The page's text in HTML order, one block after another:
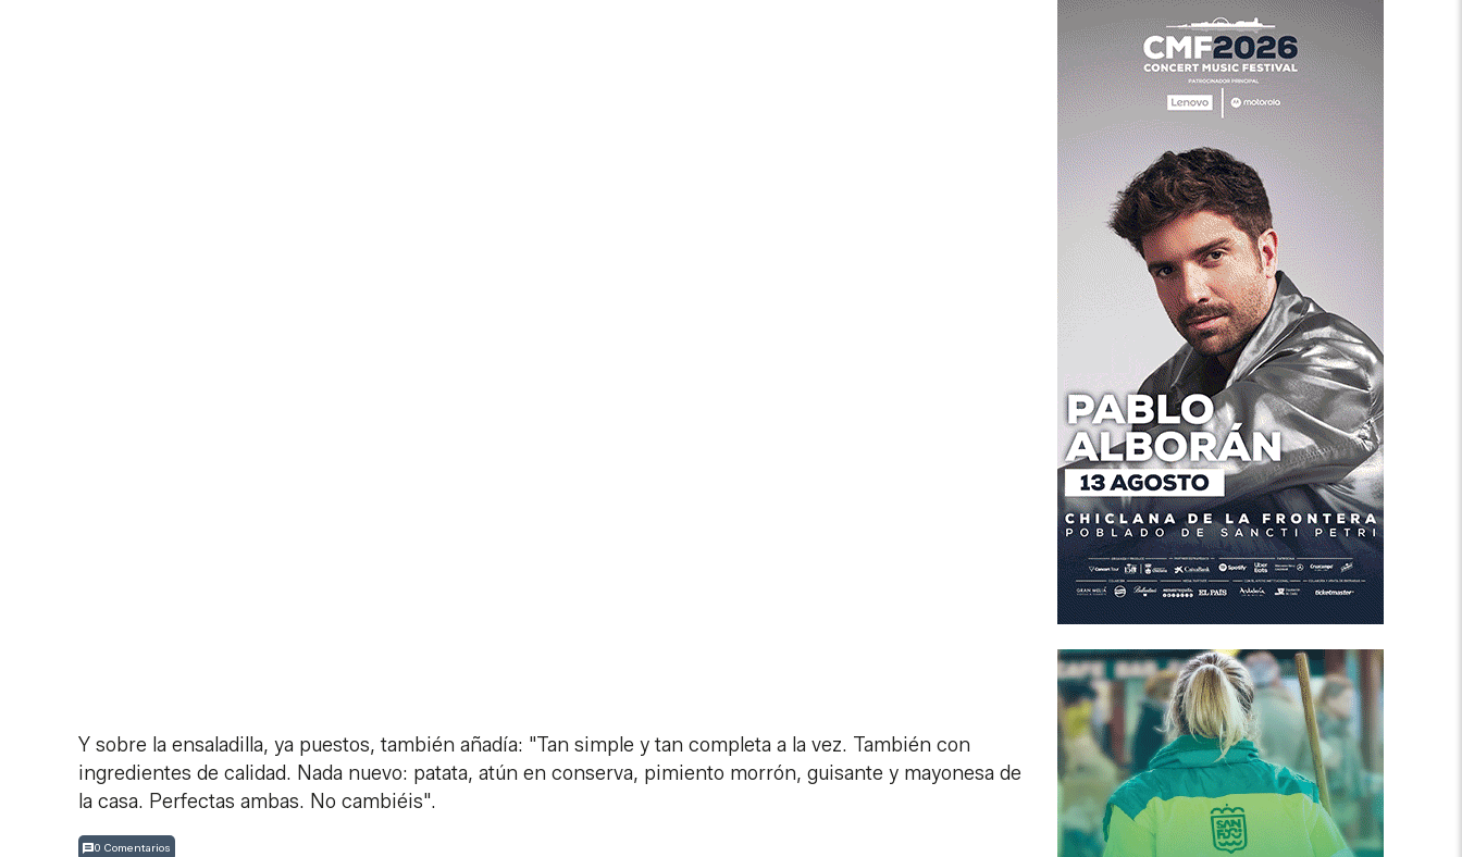
Y sobre la ensaladilla, ya puestos, también añadía: "Tan simple y tan completa a la vez. También con
ingredientes de calidad. Nada nuevo: patata, atún en conserva, pimiento morrón, guisante y mayonesa de
la casa. Perfectas ambas. No cambiéis".
0 Comentarios